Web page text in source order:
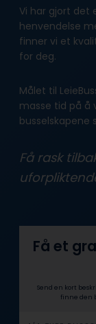
Vi har gjort det
henvendelse
finner vi et
for deg.
Målet til
masse tid på å
busselskapene
Få rask
Få et
Send en kort
finne den